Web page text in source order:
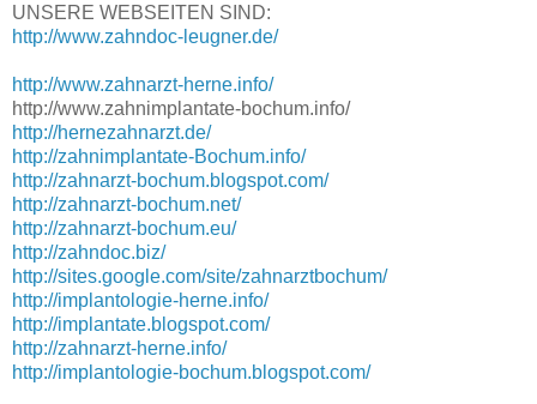
UNSERE WEBSEITEN SIND:
http://www.zahndoc-leugner.de/
http://www.zahnarzt-herne.info/
http://www.zahnimplantate-bochum.info/
http://hernezahnarzt.de/
http://zahnimplantate-Bochum.info/
http://zahnarzt-bochum.blogspot.com/
http://zahnarzt-bochum.net/
http://zahnarzt-bochum.eu/
http://zahndoc.biz/
http://sites.google.com/site/zahnarztbochum/
http://implantologie-herne.info/
http://implantate.blogspot.com/
http://zahnarzt-herne.info/
http://implantologie-bochum.blogspot.com/